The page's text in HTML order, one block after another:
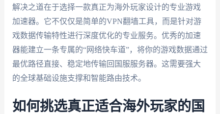
解决之道在于选择一款真正为海外玩家设计的专业游戏
加速器。它不仅仅是简单的VPN翻墙工具，而是针对游
戏数据传输特性进行深度优化的专业服务。优秀的加速
器能建立一条专属的“网络快车道”，将你的游戏数据通过
最优路径直接、稳定地传输回国服服务器。这需要强大
的全球基础设施支撑和智能路由技术。
如何挑选真正适合海外玩家的国